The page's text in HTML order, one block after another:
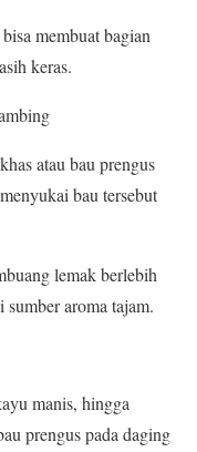
membuat bagian
keras.
atau bau prengus
bau tersebut
lemak berlebih
aroma tajam.
manis, hingga
prengus pada daging